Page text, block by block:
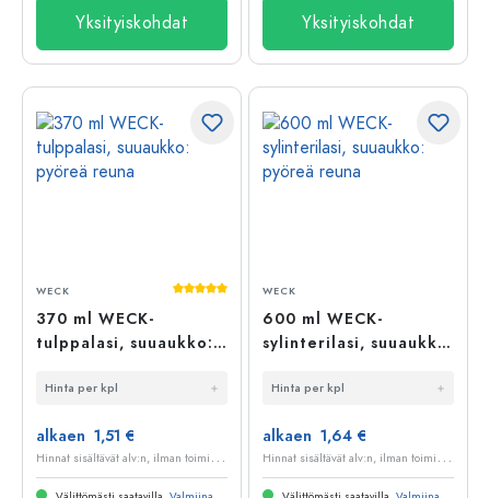
Yksityiskohdat Yksityiskohdat
Keskimääräinen arvosana 5 5 tähdestä
WECK
370 ml WECK-
tulppalasi, suuaukko:
Hinta per kpl
alkaen 1,51 €
H
innat sisältävät alv:n, ilman toimituskuluja
WECK
600 ml WECK-
sylinterilasi, suuaukko:
Hinta per kpl
alkaen 1,64 €
H
innat sisältävät alv:n, ilman toimituskuluja